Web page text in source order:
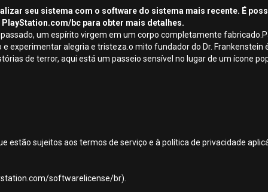
seu sistema com o software do sistema mais recente. É
bc para obter mais detalhes.
um espírito virgem em um corpo completamente
experimentar alegria e tristeza.o mito fundador do Dr.
de terror, aqui está um passeio sensível no lugar de um ícone
estão sujeitos aos termos de serviço e à política de privacidade
softwarelicense/br).